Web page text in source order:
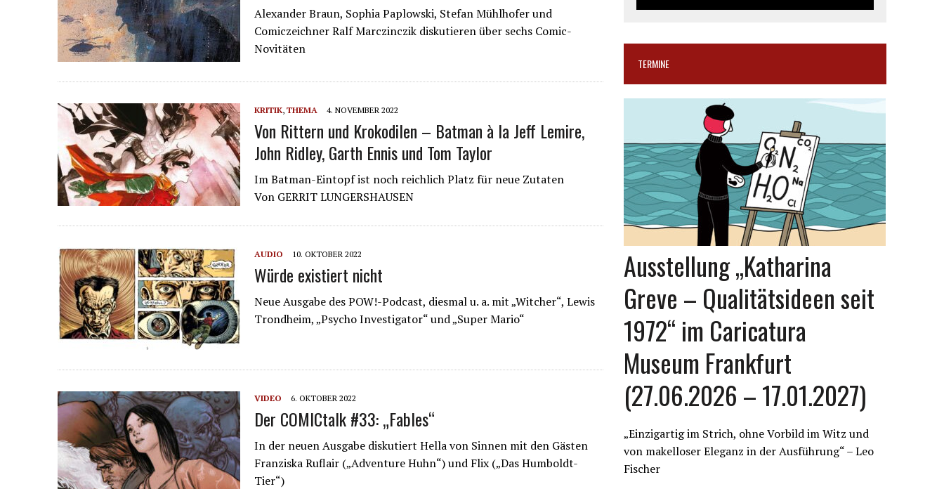
Alexander Braun, Sophia Paplowski, Stefan Mühlhofer und
Comiczeichner Ralf Marczinczik diskutieren über sechs Comic-
Novitäten
KRITIK, THEMA 4. NOVEMBER 2022
Von Rittern und Krokodilen – Batman à la Jeff Lemire,
John Ridley, Garth Ennis und Tom Taylor
Im Batman-Eintopf ist noch reichlich Platz für neue Zutaten
Von GERRIT LUNGERSHAUSEN
AUDIO 10. OKTOBER 2022
Würde existiert nicht
Neue Ausgabe des POW!-Podcast, diesmal u. a. mit „Witcher“, Lewis
Trondheim, „Psycho Investigator“ und „Super Mario“
VIDEO 6. OKTOBER 2022
Der COMICtalk #33: „Fables“
In der neuen Ausgabe diskutiert Hella von Sinnen mit den Gästen
Franziska Ruflair („Adventure Huhn“) und Flix („Das Humboldt-
Tier“)
TERMINE
Ausstellung „Katharina
Greve – Qualitätsideen seit
1972“ im Caricatura
Museum Frankfurt
(27.06.2026 – 17.01.2027)
„Einzigartig im Strich, ohne Vorbild im Witz und
von makelloser Eleganz in der Ausführung“ – Leo
Fischer